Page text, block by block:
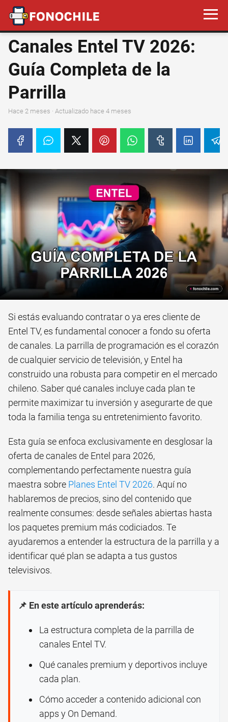
Canales Entel TV 2026:
Guía Completa de la
Parrilla
hace 2 meses · Actualizado hace 4 meses
Si estás evaluando contratar o ya eres cliente de
Entel TV, es fundamental conocer a fondo su oferta
de canales. La parrilla de programación es el corazón
de cualquier servicio de televisión, y Entel ha
construido una robusta para competir en el mercado
chileno. Saber qué canales incluye cada plan te
permite maximizar tu inversión y asegurarte de que
toda la familia tenga su entretenimiento favorito.
Esta guía se enfoca exclusivamente en desglosar la
oferta de canales de Entel para 2026,
complementando perfectamente nuestra guía
maestra sobre Planes Entel TV 2026. Aquí no
hablaremos de precios, sino del contenido que
realmente consumes: desde señales abiertas hasta
los paquetes premium más codiciados. Te
ayudaremos a entender la estructura de la parrilla y a
identificar qué plan se adapta a tus gustos
televisivos.
📌 En este artículo aprenderás:
La estructura completa de la parrilla de
canales Entel TV.
Qué canales premium y deportivos incluye
cada plan.
Cómo acceder a contenido adicional con
apps y On Demand.